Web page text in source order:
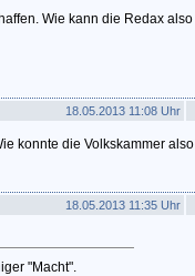
Wie kann die Redax also
18.05.2013 11:08 Uhr
konnte die Volkskammer also
18.05.2013 11:35 Uhr
"Macht".